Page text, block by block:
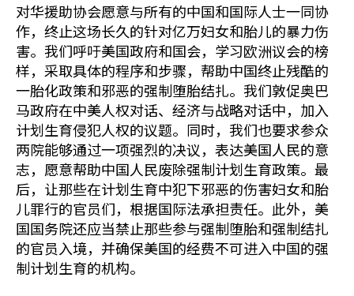
对华援助协会愿意与所有的中国和国际人士一同协
作，终止这场长久的针对亿万妇女和胎儿的暴力伤
害。我们呼吁美国政府和国会，学习欧洲议会的榜
样，采取具体的程序和步骤，帮助中国终止残酷的
一胎化政策和邪恶的强制堕胎结扎。我们敦促奥巴
马政府在中美人权对话、经济与战略对话中，加入
计划生育侵犯人权的议题。同时，我们也要求参众
两院能够通过一项强烈的决议，表达美国人民的意
志，愿意帮助中国人民废除强制计划生育政策。最
后，让那些在计划生育中犯下邪恶的伤害妇女和胎
儿罪行的官员们，根据国际法承担责任。此外，美
国国务院还应当禁止那些参与强制堕胎和强制结扎
的官员入境，并确保美国的经费不可进入中国的强
制计划生育的机构。